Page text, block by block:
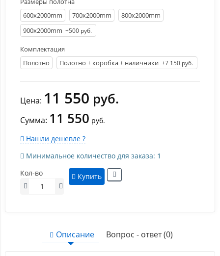
600х2000mm
700х2000mm
800х2000mm
900х2000mm +500 руб.
Комплектация
Полотно
Полотно + коробка + наличники +7 150 руб.
Цена: 11 550 руб.
Сумма: 11 550 руб.
Нашли дешевле ?
Минимальное количество для заказа: 1
Кол-во
Купить
Описание Вопрос - ответ (0)